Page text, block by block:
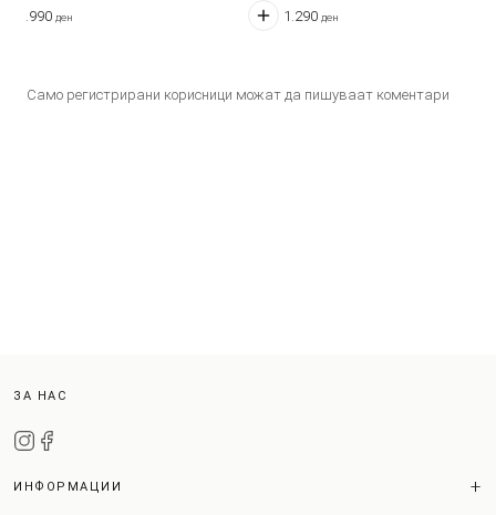
3.990 ден 1.290 ден
Само регистрирани корисници можат да пишуваат коментари
ЗА НАС
ИНФОРМАЦИИ